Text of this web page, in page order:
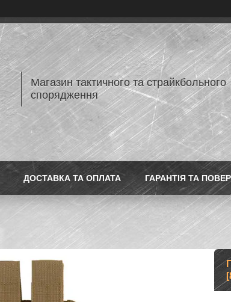
Магазин тактичного та страйкбольного
спорядження
ДОСТАВКА ТА ОПЛАТА ГАРАНТІЯ ТА